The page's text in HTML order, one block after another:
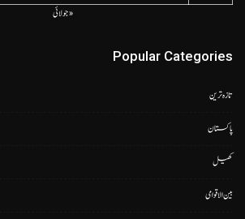
« جولائی
Popular Categories
تازہ ترین
پاکستان
کھیل
بین الاقوامی